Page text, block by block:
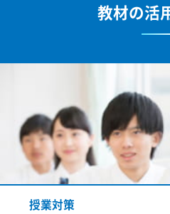
教材の活
授業対策